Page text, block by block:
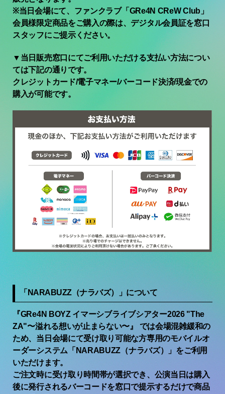
※当日会場にて、ファンクラブ「 GRe4N CReW Club 」
会員様限定商品をご購入の際は、デジタル会員証を窓口
スタッフにご提示ください。
▼当日販売窓口にてご利用いただける支払い方法につい
ては下記の通りです。
クレジットカード/電子マネー/バーコード決済/現金での
購入が可能です。
「NARABUZZ（ナラバズ）」について
『GRe4N BOYZ イマーシブライブシアター2026 "The
ZA"〜溢れる想いが止まらない〜』 では会場混雑緩和の
ため、当日会場にて受け取り可能な方専用のモバイルオ
ーダーシステム「NARABUZZ（ナラバズ）」をご利用
いただけます。
ご注文時に受け取り時間帯が選択でき、公演当日は購入
後に発行されるバーコードを窓口で提示するだけで商品